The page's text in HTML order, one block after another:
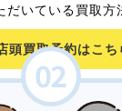
だいている買取方
頭買取予約はこち